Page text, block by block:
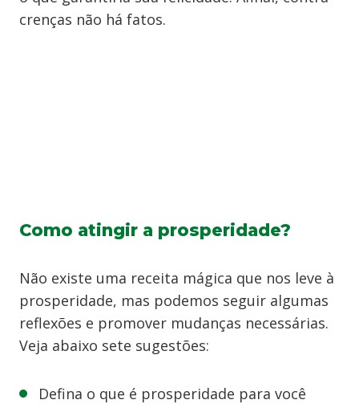
crenças não há fatos.
Como atingir a prosperidade?
Não existe uma receita mágica que nos leve à
prosperidade, mas podemos seguir algumas
reflexões e promover mudanças necessárias.
Veja abaixo sete sugestões:
Defina o que é prosperidade para você